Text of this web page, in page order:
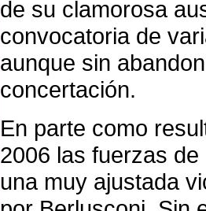
de su clamorosa
convocatoria de
aunque sin
concertación.
En parte como
2006 las fuerzas
una muy ajustada